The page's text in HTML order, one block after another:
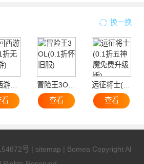
换一换
看
冒险王3OL(0.1折怀旧服)
查看
查看
号 | sitemap | Bomea Copyright Al